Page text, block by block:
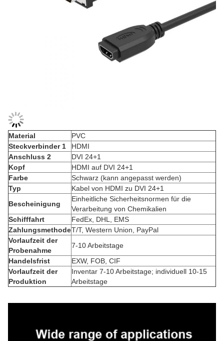
Material
PVC
Steckverbinder 1
HDMI
Anschluss 2
DVI 24+1
Kopf
HDMI auf DVI 24+1
Farbe
Schwarz (kann angepasst werden)
Typ
Kabel von HDMI zu DVI 24+1
Bescheinigung
Einheitliche Sicherheitsnormen für die
Verarbeitung von Chemikalien
Schifffahrt
FedEx, DHL, EMS
ZahlungsmethodeT/T, Western Union, PayPal
Vorlaufzeit der
Probenahme
7-10 Arbeitstage
Handelsfrist
EXW, FOB, CIF
Vorlaufzeit der
Produktion
Inventar 7-10 Arbeitstage; individuell 10-15
Arbeitstage